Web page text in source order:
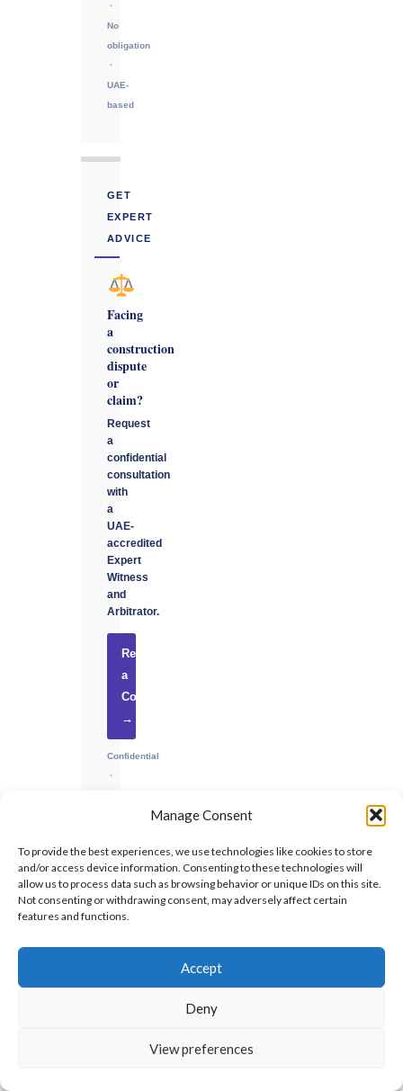
Manage Consent
To provide the best experiences, we use technologies like cookies to store
and/or access device information. Consenting to these technologies will
allow us to process data such as browsing behavior or unique IDs on this site.
Not consenting or withdrawing consent, may adversely affect certain
features and functions.
Accept
Deny
View preferences
·
No
obligation
·
UAE-
based
GET
EXPERT
ADVICE
Facing
a
construction
dispute
or
claim?
Request
a
confidential
consultation
with
a
UAE-
accredited
Expert
Witness
and
Arbitrator.
Request
a
Consultation
→
Confidential
·
UAE-
based
INSIGHTS
for Delay